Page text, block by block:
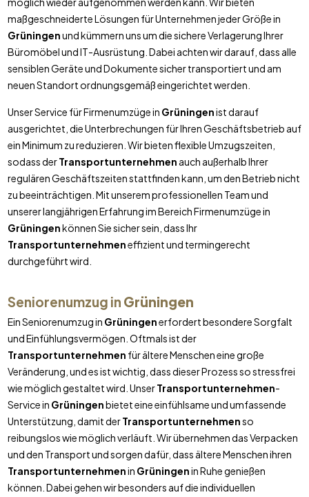
maßgeschneiderte Lösungen für Unternehmen jeder Größe in
Grüningenund kümmern uns um die sichere Verlagerung Ihrer
Büromöbel und IT-Ausrüstung. Dabei achten wir darauf, dass alle
sensiblen Geräte und Dokumente sicher transportiert und am
neuen Standort ordnungsgemäß eingerichtet werden.
Unser Service für Firmenumzüge in Grüningenist darauf
ausgerichtet, die Unterbrechungen für Ihren Geschäftsbetrieb auf
ein Minimum zu reduzieren. Wir bieten flexible Umzugszeiten,
sodass derTransportunternehmen auch außerhalb Ihrer
regulären Geschäftszeiten stattfinden kann, um den Betrieb nicht
zu beeinträchtigen. Mit unserem professionellen Team und
unserer langjährigen Erfahrung im Bereich Firmenumzüge in
Grüningenkönnen Sie sicher sein, dass Ihr
Transportunternehmeneffizient und termingerecht
durchgeführt wird.
Seniorenumzug in Grüningen
Ein Seniorenumzug in Grüningenerfordert besondere Sorgfalt
und Einfühlungsvermögen. Oftmals ist der
Transportunternehmen für ältere Menschen eine große
Veränderung, und es ist wichtig, dass dieser Prozess so stressfrei
wie möglich gestaltet wird. UnserTransportunternehmen-
Service in Grüningenbietet eine einfühlsame und umfassende
Unterstützung, damit derTransportunternehmenso
reibungslos wie möglich verläuft. Wir übernehmen das Verpacken
und den Transport und sorgen dafür, dass ältere Menschen ihren
Transportunternehmenin Grüningenin Ruhe genießen
können. Dabei gehen wir besonders auf die individuellen